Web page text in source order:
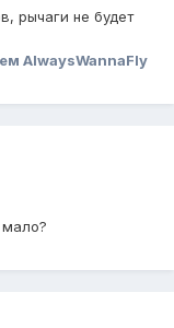
рычаги не будет
AlwaysWannaFly